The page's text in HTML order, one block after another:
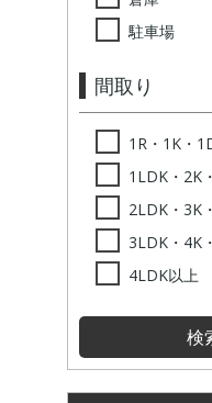
駐車場
間取り
1R・1K・
1LDK・2K
2LDK・3K
3LDK・4K
4LDK以上
検